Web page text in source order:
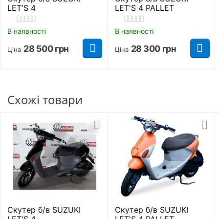
Verde
кубовий 2-тактний двигун повітряного
охолодження. Він розвиває максимальну
потужність 6,1 к. с., чого цілком достатньо для
передач – автоматична клиноремінного типу
(варіатор).
Задній багажник
Рама Трубчастий каркас
LET'S 4
В наявності
Ціна 28 500 грн
LET'S 4 PALLET
В наявності
Ціна 28 300 грн
Схожі товари
Скутер б/в SUZUKI
Скутер б/в SUZUKI